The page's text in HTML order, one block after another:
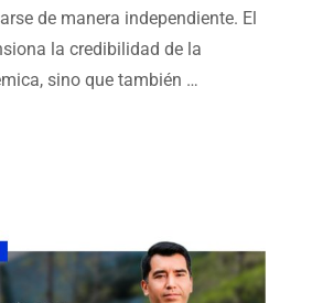
de manera independiente. El
la credibilidad de la
sino que también …